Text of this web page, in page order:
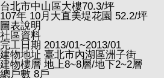
台北市中山區大樓70.3/坪
107年 10月大直美堤花園 52.2/坪
圖表說明
社區資料
完工日期 2013/01~2013/01
建物地址 臺北市內湖區洲子街
建物樓層 地上8~8層/地下2~2層
總戶數 8戶